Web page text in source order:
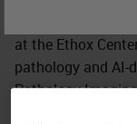
Francis Mckay is
at the Ethox
pathology and AI-
Pathology